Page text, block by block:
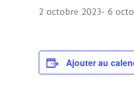
2 octobre 2023- 6
Ajouter au